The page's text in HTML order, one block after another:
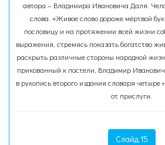
автора – Владимира Ивановича Даля.
слова. «Живое слово дороже мёртвой
пословицу и на протяжении всей жизни
выражения, стремясь показать богатство
раскрыть различные стороны народной
прикованный к постели, Владимир
в рукопись второго издания словаря
от прислуги.
Слайд 15